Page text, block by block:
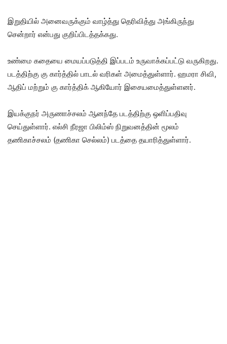
இறுதியில் அனைவருக்கும் வாழ்த்து தெரிவித்து அங்கிருந்து
சென்றார் என்பது குறிப்பிடத்தக்கது.
உண்மை கதையை மையப்படுத்தி இப்படம் உருவாக்கப்பட்டு வருகிறது.
படத்திற்கு கு கார்த்தில் பாடல் வரிகள் அமைத்துள்ளார். ஹமரா சிவி,
ஆதிப் மற்றும் கு கார்த்திக் ஆகியோர் இசையமைத்துள்ளனர்.
இயக்குநர் அருணாச்சலம் ஆனந்தே படத்திற்கு ஒளிப்பதிவு
செய்துள்ளார். எல்சி நீரஜா பிலிம்ஸ் நிறுவனத்தின் மூலம்
தணிகாச்சலம் (தணிகா செல்லம்) படத்தை தயாரித்துள்ளார்.